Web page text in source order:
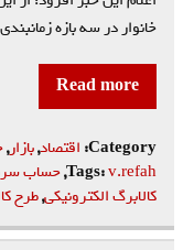
خانوار در سه بازه زمانبندی ۱۵ هرماه، ۲۵ هر […]
Read more
Category: اقتصاد,بازار,
Tags:v.refah
,حساب
کالابرگ الکترونیکی,طرح